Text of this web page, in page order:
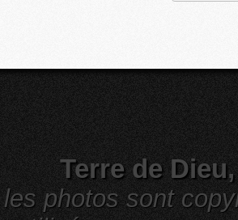
Terre de
les photos sont